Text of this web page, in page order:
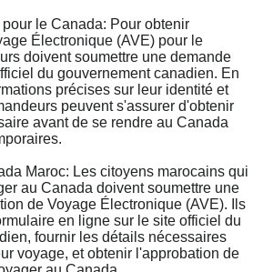
le Canada: Pour obtenir
Électronique (AVE) pour le
doivent soumettre une demande
du gouvernement canadien. En
précises sur leur identité et
peuvent s'assurer d'obtenir
avant de se rendre au Canada
Maroc: Les citoyens marocains qui
au Canada doivent soumettre une
de Voyage Électronique (AVE). Ils
en ligne sur le site officiel du
fournir les détails nécessaires
voyage, et obtenir l'approbation de